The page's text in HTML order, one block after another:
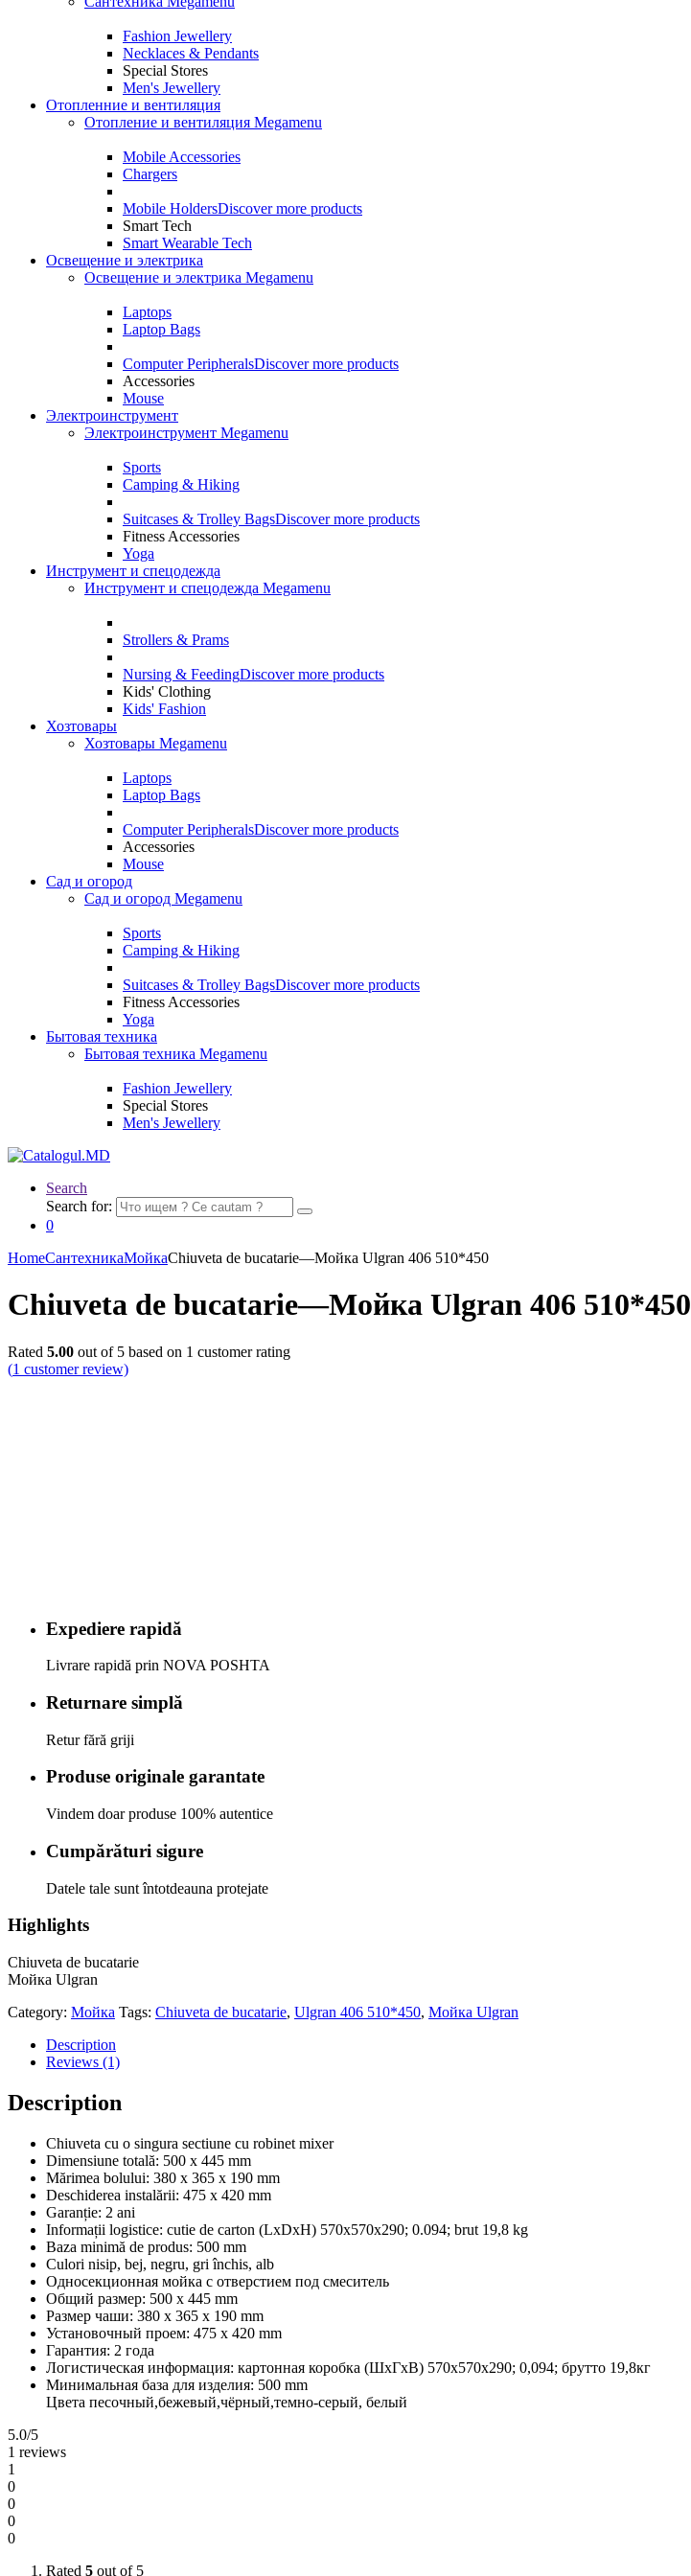
Fashion Jewellery
Necklaces & Pendants
Special Stores
Men's Jewellery
Отопленние и вентиляция
Отопление и вентиляция Megamenu
Mobile Accessories
Chargers
Mobile HoldersDiscover more products
Smart Tech
Smart Wearable Tech
Освещение и электрика
Освещение и электрика Megamenu
Laptops
Laptop Bags
Computer PeripheralsDiscover more products
Accessories
Mouse
Электроинструмент
Электроинструмент Megamenu
Sports
Camping & Hiking
Suitcases & Trolley BagsDiscover more products
Fitness Accessories
Yoga
Инструмент и спецодежда
Инструмент и спецодежда Megamenu
Strollers & Prams
Nursing & FeedingDiscover more products
Kids' Clothing
Kids' Fashion
Хозтовары
Хозтовары Megamenu
Laptops
Laptop Bags
Computer PeripheralsDiscover more products
Accessories
Mouse
Сад и огород
Сад и огород Megamenu
Sports
Camping & Hiking
Suitcases & Trolley BagsDiscover more products
Fitness Accessories
Yoga
Бытовая техника
Бытовая техника Megamenu
Fashion Jewellery
Special Stores
Men's Jewellery
Search
Search for:
0
HomeСантехникаМойкаChiuveta de bucatarie—Мойка Ulgran 406 510*450
Chiuveta de bucatarie—Мойка Ulgran 406 510*450
Rated 5.00 out of 5 based on 1 customer rating
(1 customer review)
Expediere rapidă
Livrare rapidă prin NOVA POSHTA
Returnare simplă
Retur fără griji
Produse originale garantate
Vindem doar produse 100% autentice
Cumpărături sigure
Datele tale sunt întotdeauna protejate
Highlights
Chiuveta de bucatarie
Мойка Ulgran
Category: Мойка Tags: Chiuveta de bucatarie, Ulgran 406 510*450, Мойка Ulgran
Description
Reviews (1)
Description
Chiuveta cu o singura sectiune cu robinet mixer
Dimensiune totală: 500 x 445 mm
Mărimea bolului: 380 x 365 x 190 mm
Deschiderea instalării: 475 x 420 mm
Garanție: 2 ani
Informații logistice: cutie de carton (LxDxH) 570x570x290; 0.094; brut 19,8 kg
Baza minimă de produs: 500 mm
Culori nisip, bej, negru, gri închis, alb
Односекционная мойка с отверстием под смеситель
Общий размер: 500 х 445 mm
Размер чаши: 380 х 365 х 190 mm
Установочный проем: 475 х 420 mm
Гарантия: 2 года
Логистическая информация: картонная коробка (ШхГхВ) 570х570х290; 0,094; брутто 19,8кг
Минимальная база для изделия: 500 mm
Цвета песочный,бежевый,чёрный,темно-серый, белый
5.0/5
1 reviews
1
0
0
0
0
Rated 5 out of 5